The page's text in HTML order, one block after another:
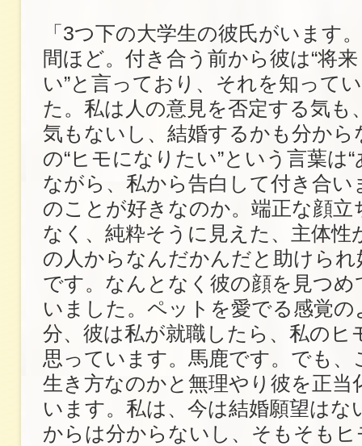
「3つ下の大学生の彼氏がいます
間ほど。付き合う前から彼は“将
い”と言っており、それを知って
た。私は人の意見を否定する気も
気もないし、結婚するかも分から
の“ヒモになりたい”という言葉は
ながら、私から告白して付き合い
のことが好きなのか。端正な顔立
なく、純粋そうに見えた、主体性
の人からなんだかんだと助けら
です。なんとなく彼の顔を見つ
いました。ペットを愛でる感覚の
分、彼は私が就職したら、私のヒ
思っています。馬鹿です。でも、
生き方なのかと無理やり彼を正当
います。私は、今は結婚願望はな
からは分からないし、そもそも